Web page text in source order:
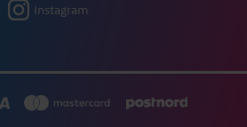
Instagram